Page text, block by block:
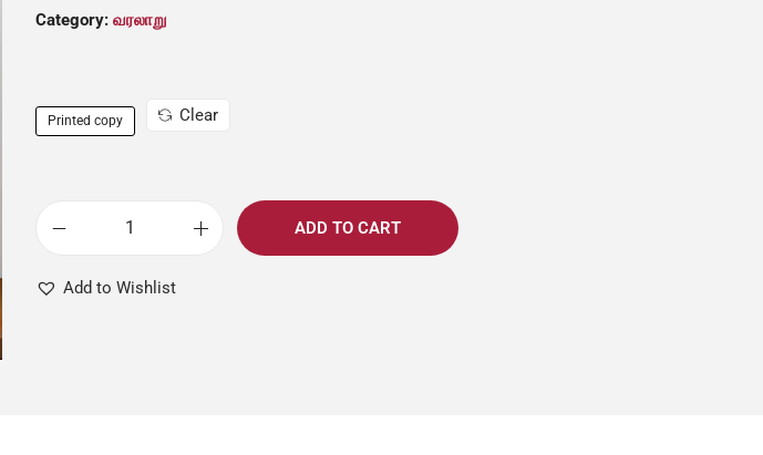
Category: வரலாறு
Printed copy Clear
ADD TO CART
Add to Wishlist